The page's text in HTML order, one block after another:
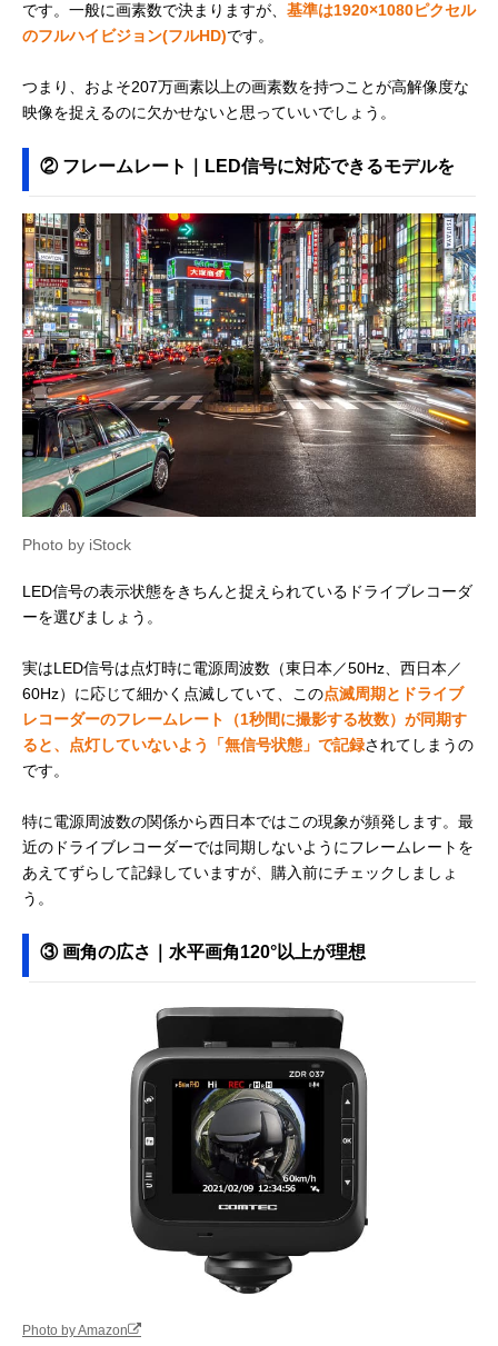
です。一般に画素数で決まりますが、 基準は1920×1080ピクセル
のフルハイビジョン(フルHD)です。
つまり、およそ207万画素以上の画素数を持つことが高解像度な
映像を捉えるのに欠かせないと思っていいでしょう。
② フレームレート｜LED信号に対応できるモデルを
Photo by iStock
LED信号の表示状態をきちんと捉えられているドライブレコーダ
ーを選びましょう。
実はLED信号は点灯時に電源周波数（東日本／50Hz、西日本／
60Hz）に応じて細かく点滅していて、この点滅周期とドライブ
レコーダーのフレームレート（1秒間に撮影する枚数）が同期す
ると、点灯していないよう「無信号状態」で記録されてしまうの
です。
特に電源周波数の関係から西日本ではこの現象が頻発します。最
近のドライブレコーダーでは同期しないようにフレームレートを
あえてずらして記録していますが、購入前にチェックしましょ
う。
③ 画角の広さ｜水平画角120°以上が理想
Photo by Amazon